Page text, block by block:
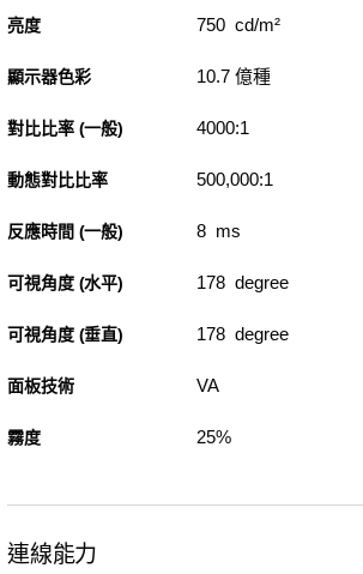
亮度 750 cd/m²
顯示器色彩 10.7 億種
對比比率 (一般) 4000:1
動態對比比率 500,000:1
反應時間 (一般) 8 ms
可視角度 (水平) 178 degree
可視角度 (垂直) 178 degree
面板技術 VA
霧度 25%
連線能力